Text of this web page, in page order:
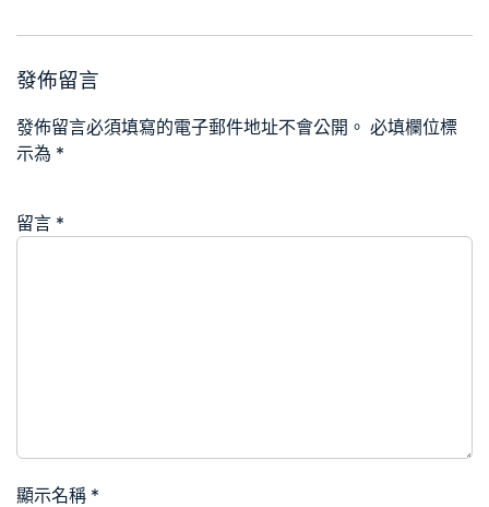
發佈留言
發佈留言必須填寫的電子郵件地址不會公開。 必填欄位標
示為 *
留言 *
顯示名稱 *